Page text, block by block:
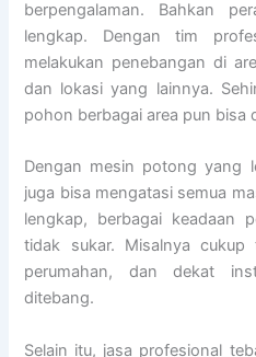
berpengalaman. Bahkan
lengkap. Dengan tim
melakukan penebangan di
dan lokasi yang lainnya.
pohon berbagai area pun bisa
Dengan mesin potong yang
juga bisa mengatasi semua
lengkap, berbagai keadaan
tidak sukar. Misalnya
perumahan, dan dekat
ditebang.
Selain itu, jasa profesional